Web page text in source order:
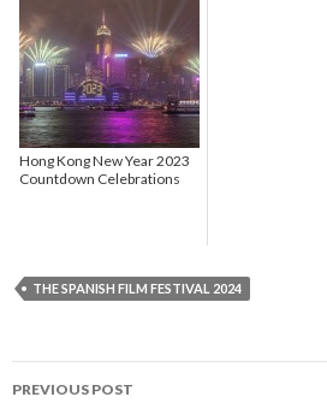
Hong Kong New Year 2023
Countdown Celebrations
THE SPANISH FILM FESTIVAL 2024
PREVIOUS POST